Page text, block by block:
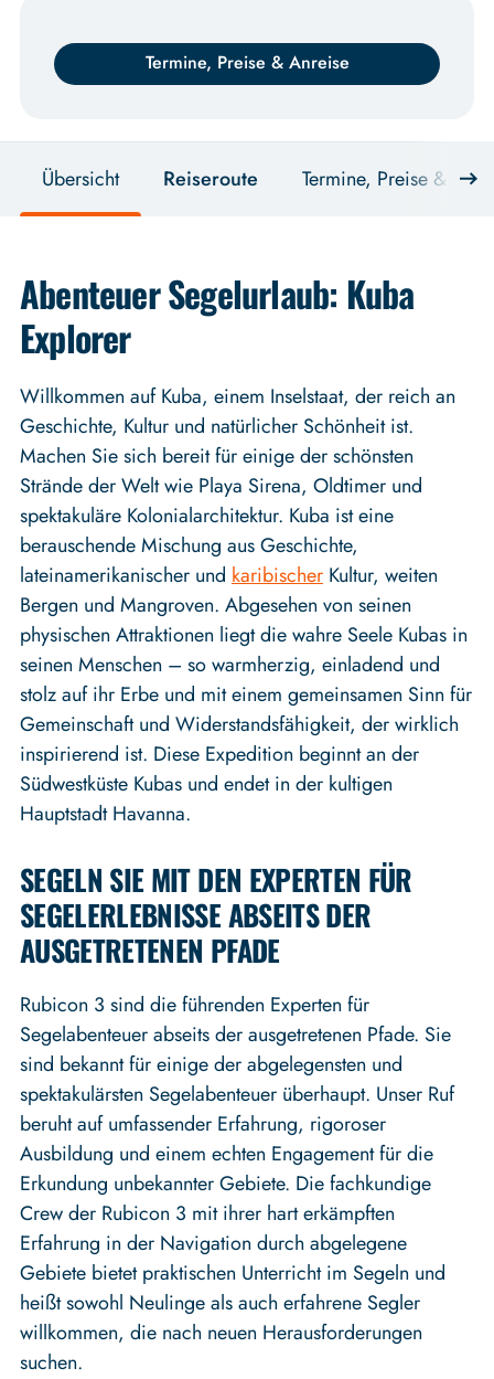
Termine, Preise & Anreise
Übersicht Reiseroute Termine, Preise &
Abenteuer Segelurlaub: Kuba
Explorer
Willkommen auf Kuba, einem Inselstaat, der reich an
Geschichte, Kultur und natürlicher Schönheit ist.
Machen Sie sich bereit für einige der schönsten
Strände der Welt wie Playa Sirena, Oldtimer und
spektakuläre Kolonialarchitektur. Kuba ist eine
berauschende Mischung aus Geschichte,
lateinamerikanischer und karibischerKultur, weiten
Bergen und Mangroven. Abgesehen von seinen
physischen Attraktionen liegt die wahre Seele Kubas in
seinen Menschen – so warmherzig, einladend und
stolz auf ihr Erbe und mit einem gemeinsamen Sinn für
Gemeinschaft und Widerstandsfähigkeit, der wirklich
inspirierend ist. Diese Expedition beginnt an der
Südwestküste Kubas und endet in der kultigen
Hauptstadt Havanna.
SEGELN SIE MIT DEN EXPERTEN FÜR
SEGELERLEBNISSE ABSEITS DER
AUSGETRETENEN PFADE
Rubicon 3 sind die führenden Experten für
Segelabenteuer abseits der ausgetretenen Pfade. Sie
sind bekannt für einige der abgelegensten und
spektakulärsten Segelabenteuer überhaupt. Unser Ruf
beruht auf umfassender Erfahrung, rigoroser
Ausbildung und einem echten Engagement für die
Erkundung unbekannter Gebiete. Die fachkundige
Crew der Rubicon 3 mit ihrer hart erkämpften
Erfahrung in der Navigation durch abgelegene
Gebiete bietet praktischen Unterricht im Segeln und
heißt sowohl Neulinge als auch erfahrene Segler
willkommen, die nach neuen Herausforderungen
suchen.